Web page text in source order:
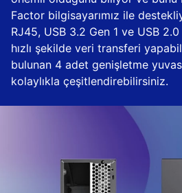
Factor bilgisayarımız ile
RJ45, USB 3.2 Gen 1 ve USB
hızlı şekilde veri transferi
bulunan 4 adet genişletme yuvası
kolaylıkla çeşitlendirebilirsiniz.